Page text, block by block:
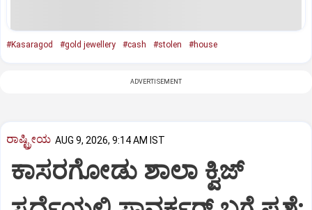
#Kasaragod #gold jewellery #cash #stolen #house
ADVERTISEMENT
ರಾಷ್ಟ್ರೀಯ AUG 9, 2026, 9:14 AM IST
ಕಾಸರಗೋಡು ಶಾಲಾ ಕ್ವಿಜ್‌